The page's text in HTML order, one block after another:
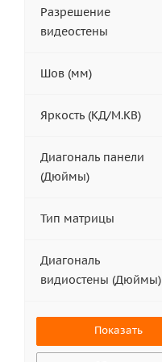
IKAR (33)
iVi Tech (
LigaSmart (
Lumien (6)
Panasonic (5)
Philips (
Разрешение
видеостены
Шов (мм)
Яркость (КД/М.КВ)
Диагональ панели
(Дюймы)
Тип матрицы
Диагональ
видиостены (Дюймы)